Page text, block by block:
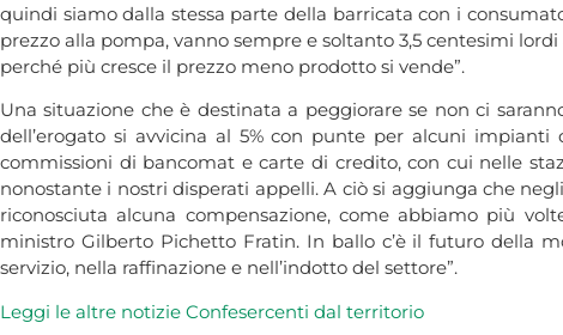
quindi siamo dalla stessa parte della barricata con i
prezzo alla pompa, vanno sempre e soltanto 3,5 centesimi
perché più cresce il prezzo meno prodotto si vende”.
Una situazione che è destinata a peggiorare se non ci
dell’erogato si avvicina al 5% con punte per alcuni impianti
commissioni di bancomat e carte di credito, con cui nelle
nonostante i nostri disperati appelli. A ciò si aggiunga che
riconosciuta alcuna compensazione, come abbiamo più
ministro Gilberto Pichetto Fratin. In ballo c’è il futuro della
servizio, nella raffinazione e nell’indotto del settore”.
Leggi le altre notizie Confesercenti dal territorio